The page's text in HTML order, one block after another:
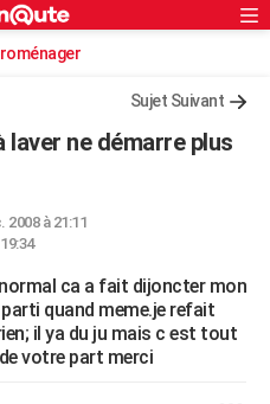
Sujet Suivant
laver ne démarre plus
2008 à 21:11
ca a fait dijoncter mon
quand meme.je refait
il ya du ju mais c est tout
votre part merci